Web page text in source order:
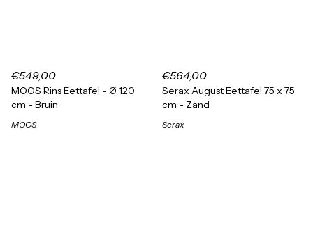
€549,00
MOOS Rins Eettafel - Ø 120
cm - Bruin
MOOS
€564,00
Serax August Eettafel 75 x 75
cm - Zand
Serax